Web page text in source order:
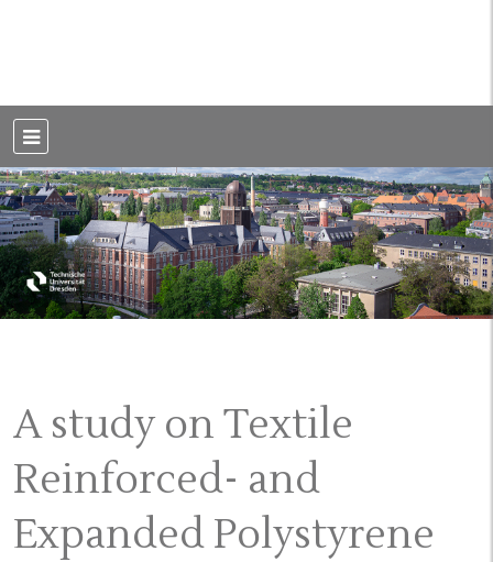
Dresden
A study on Textile
Reinforced- and
Expanded Polystyrene